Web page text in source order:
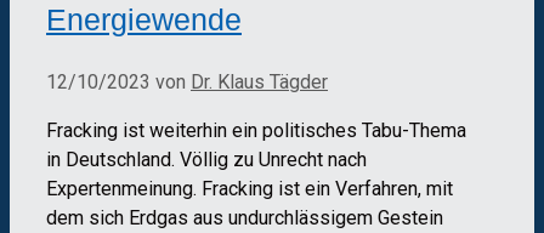
Energiewende
12/10/2023 von Dr. Klaus Tägder
Fracking ist weiterhin ein politisches Tabu-Thema
in Deutschland. Völlig zu Unrecht nach
Expertenmeinung. Fracking ist ein Verfahren, mit
dem sich Erdgas aus undurchlässigem Gestein